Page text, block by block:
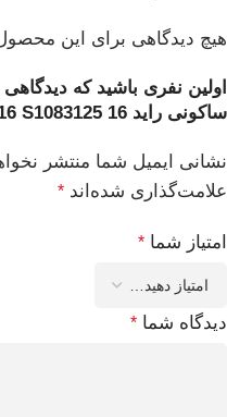
هیچ دیدگاهی برای این
اولین نفری باشید که
ساکونی راید 16 Saucony ride 16 S1083125”
نشانی ایمیل شما منتشر
علامت‌گذاری شده‌اند *
امتیاز شما *
دیدگاه شما *